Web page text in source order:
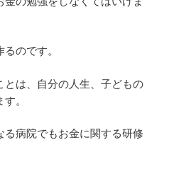
のです。
とは、自分の人生、子どもの
。
病院でもお金に関する研修